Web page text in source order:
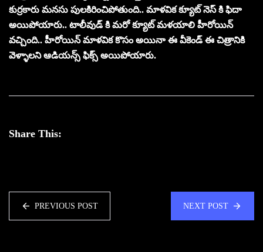
కుర్ర‌కారు మ‌న‌సు పుల‌కిరించిపోతుంది.. మాళవిక క్యూట్ నెస్ కి ఫిదా
అయిపోయారు.. టాలీవుడ్ కి మ‌రో క్యూట్ మ‌ళయాలి హీరోయిన్
వ‌చ్చింది.. హీరోయిన్ మాళ‌విక కొసం అయినా ఈ వీకెండ్ ఈ చిత్రానికి
వెళ్ళాల‌ని ఆడియ‌న్స్ ఫిక్స్ అయిపోయారు.
Share This:
PREVIOUS POST NEXT POST